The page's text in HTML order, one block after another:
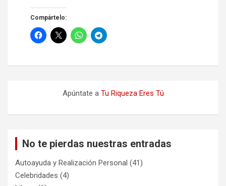
Compártelo:
Apúntate a Tu Riqueza Eres Tú
No te pierdas nuestras entradas
Autoayuda y Realización Personal (41)
Celebridades (4)